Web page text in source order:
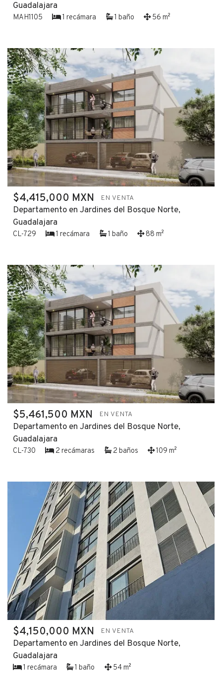
Guadalajara
MAH1105 1 recámara 1 baño 56 m²
$4,415,000 MXN EN VENTA
Departamento en Jardines del Bosque Norte,
Guadalajara
CL-729 1 recámara 1 baño 88 m²
$5,461,500 MXN EN VENTA
Departamento en Jardines del Bosque Norte,
Guadalajara
CL-730 2 recámaras 2 baños 109 m²
$4,150,000 MXN EN VENTA
Departamento en Jardines del Bosque Norte,
Guadalajara
1 recámara 1 baño 54 m²